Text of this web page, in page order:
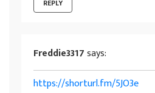
REPLY
Freddie3317says:
https://shorturl.fm/5JO3e